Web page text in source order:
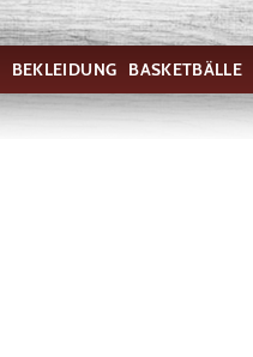
BEKLEIDUNG BASKETBÄLLE